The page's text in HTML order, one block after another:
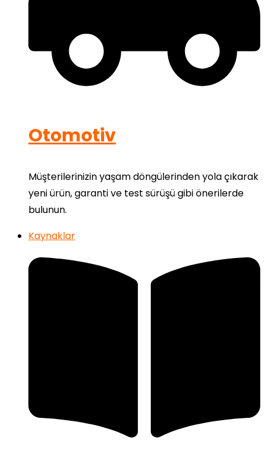
Otomotiv
Müşterilerinizin yaşam döngülerinden yola çıkarak
yeni ürün, garanti ve test sürüşü gibi önerilerde
bulunun.
Kaynaklar